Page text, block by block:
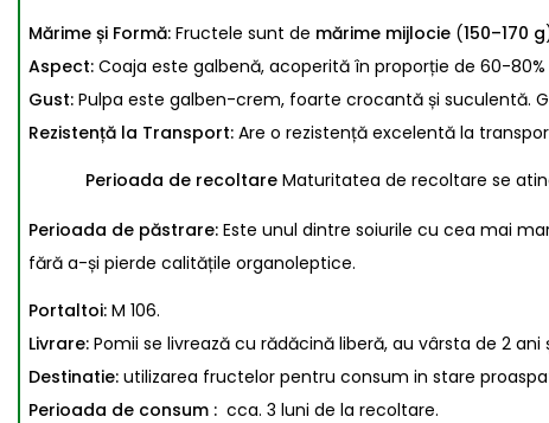
Mărime și Formă: Fructele sunt de mărime mijlocie (150–170 g
Aspect: Coaja este galbenă, acoperită în proporție de 60-
Gust: Pulpa este galben-crem, foarte crocantă și suculentă.
Rezistență la Transport: Are o rezistență excelentă la
Perioada de recoltare Maturitatea de recoltare se
Perioada de păstrare: Este unul dintre soiurile cu cea mai
fără a-și pierde calitățile organoleptice.
Portaltoi: M 106.
Livrare: Pomii se livrează cu rădăcină liberă, au vârsta de 2
Destinatie: utilizarea fructelor pentru consum in stare
Perioada de consum : cca. 3 luni de la recoltare.